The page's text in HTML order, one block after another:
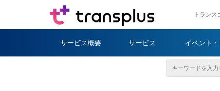
トラン
サービス概要 サービス イベント